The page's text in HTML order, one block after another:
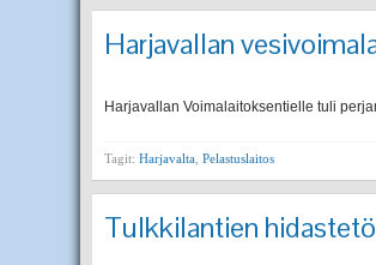
Harjavallan
Harjavallan Voimalaitoksentielle tuli
Tagit: Harjavalta Pelastuslaitos
Tulkkilantien